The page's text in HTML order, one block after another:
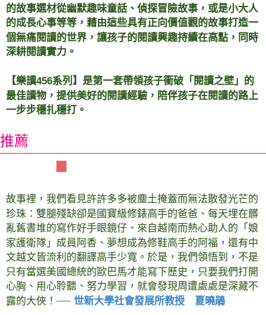
的故事選材從幽默趣味童話、偵探冒險故事，或是小大人
的成長心事等等，藉由這些具有正向價值觀的故事打造一
個無痛閱讀的世界，讓孩子的閱讀興趣持續在高點，同時
深耕閱讀實力。
【樂讀456系列】是第一套帶領孩子衝破「閱讀之壁」的
最佳讀物，提供美好的閱讀經驗，陪伴孩子在閱讀的路上
一步步穩扎穩打。
推薦
故事裡，我們看見許許多多被塵土掩蓋而無法散發光芒的
珍珠：雙腿殘缺卻是國寶級修錶高手的爸爸、每天埋在髒
亂舊書堆的寫作好手眼鏡仔、來自越南而熱心助人的「娘
家護衛隊」成員阿香、夢想成為修鞋高手的阿福，還有中
文越文皆流利的翻譯高手少寬。於是，我們領悟到，不是
只有當選美國總統的歐巴馬才能寫下歷史，只要我們打開
心胸、用心聆聽、努力學習，就會發現周遭處處是深藏不
露的大俠！ ── 世新大學社會發展所教授 夏曉鵑